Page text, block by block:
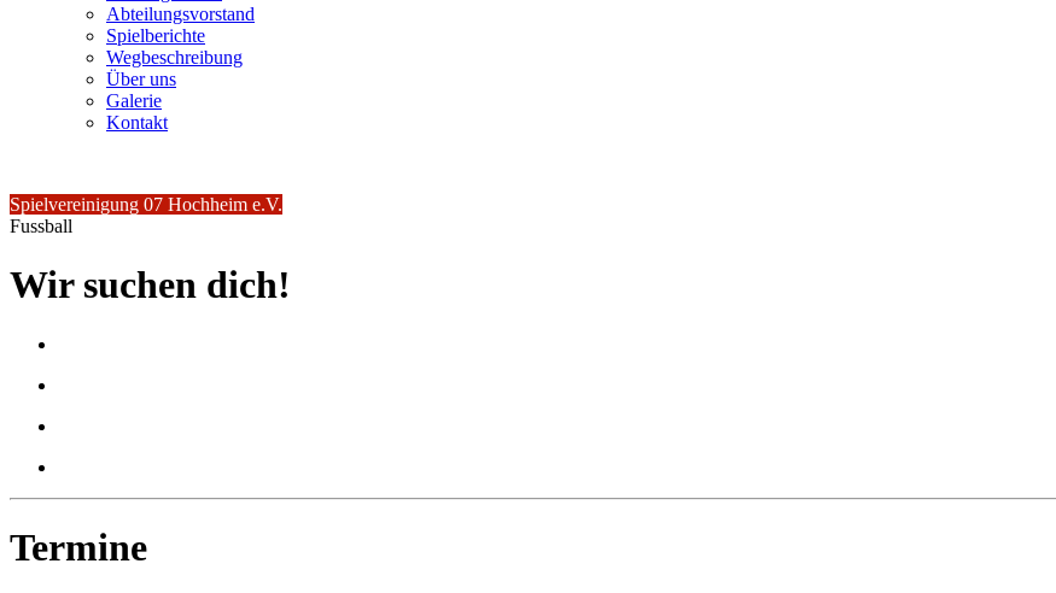
Abteilungsvorstand
Spielberichte
Wegbeschreibung
Über uns
Galerie
Kontakt
Spielvereinigung 07 Hochheim e.V.
Fussball
Wir suchen dich!
Termine